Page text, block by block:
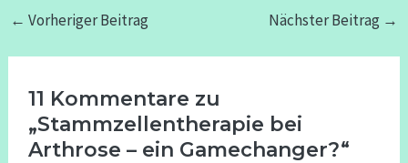
← Vorheriger Beitrag Nächster Beitrag →
11 Kommentare zu
„Stammzellentherapie bei
Arthrose – ein Gamechanger?“